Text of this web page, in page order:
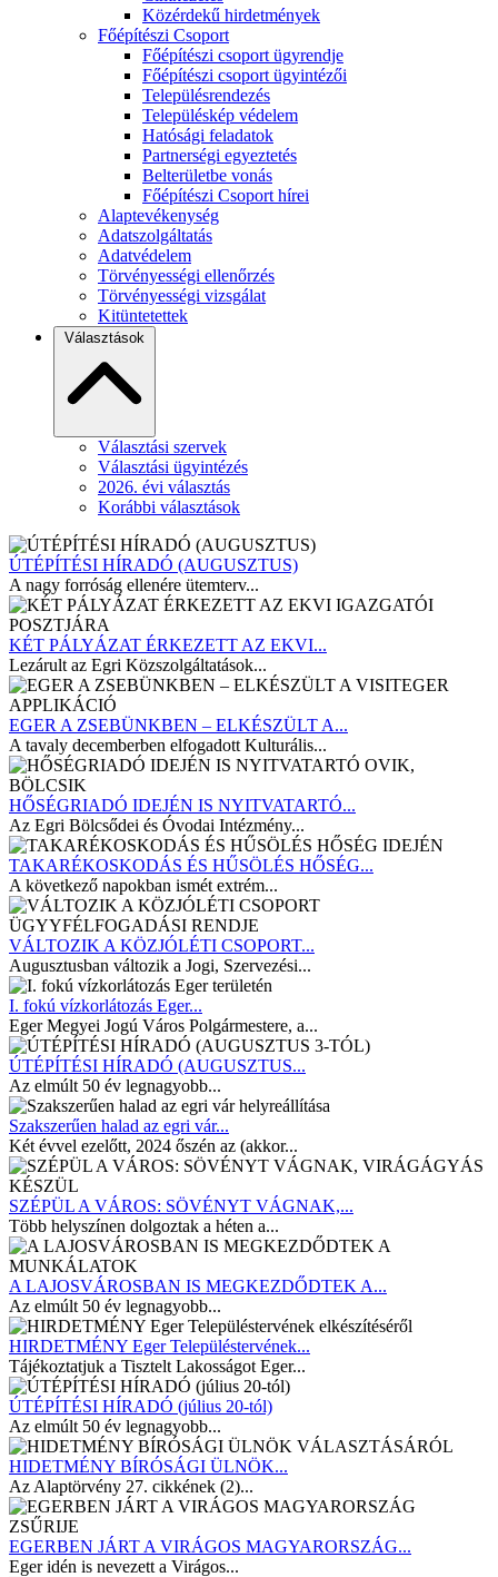
Közérdekű hirdetmények
Főépítészi Csoport
Főépítészi csoport ügyrendje
Főépítészi csoport ügyintézői
Településrendezés
Településkép védelem
Hatósági feladatok
Partnerségi egyeztetés
Belterületbe vonás
Főépítészi Csoport hírei
Alaptevékenység
Adatszolgáltatás
Adatvédelem
Törvényességi ellenőrzés
Törvényességi vizsgálat
Kitüntetettek
Választások
Választási szervek
Választási ügyintézés
2026. évi választás
Korábbi választások
ÚTÉPÍTÉSI HÍRADÓ (AUGUSZTUS)
A nagy forróság ellenére ütemterv...
KÉT PÁLYÁZAT ÉRKEZETT AZ EKVI...
Lezárult az Egri Közszolgáltatások...
EGER A ZSEBÜNKBEN – ELKÉSZÜLT A...
A tavaly decemberben elfogadott Kulturális...
HŐSÉGRIADÓ IDEJÉN IS NYITVATARTÓ...
Az Egri Bölcsődei és Óvodai Intézmény...
TAKARÉKOSKODÁS ÉS HŰSÖLÉS HŐSÉG...
A következő napokban ismét extrém...
VÁLTOZIK A KÖZJÓLÉTI CSOPORT...
Augusztusban változik a Jogi, Szervezési...
I. fokú vízkorlátozás Eger...
Eger Megyei Jogú Város Polgármestere, a...
ÚTÉPÍTÉSI HÍRADÓ (AUGUSZTUS...
Az elmúlt 50 év legnagyobb...
Szakszerűen halad az egri vár...
Két évvel ezelőtt, 2024 őszén az (akkor...
SZÉPÜL A VÁROS: SÖVÉNYT VÁGNAK,...
Több helyszínen dolgoztak a héten a...
A LAJOSVÁROSBAN IS MEGKEZDŐDTEK A...
Az elmúlt 50 év legnagyobb...
HIRDETMÉNY Eger Településtervének...
Tájékoztatjuk a Tisztelt Lakosságot Eger...
ÚTÉPÍTÉSI HÍRADÓ (július 20-tól)
Az elmúlt 50 év legnagyobb...
HIDETMÉNY BÍRÓSÁGI ÜLNÖK...
Az Alaptörvény 27. cikkének (2)...
EGERBEN JÁRT A VIRÁGOS MAGYARORSZÁG...
Eger idén is nevezett a Virágos...